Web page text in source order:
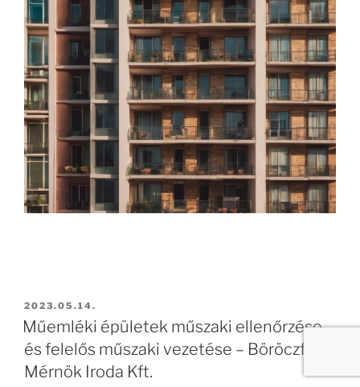
2023.05.14.
Műemléki épületek műszaki ellenőrzése
és felelős műszaki vezetése – Böröczffy
Mérnök Iroda Kft.